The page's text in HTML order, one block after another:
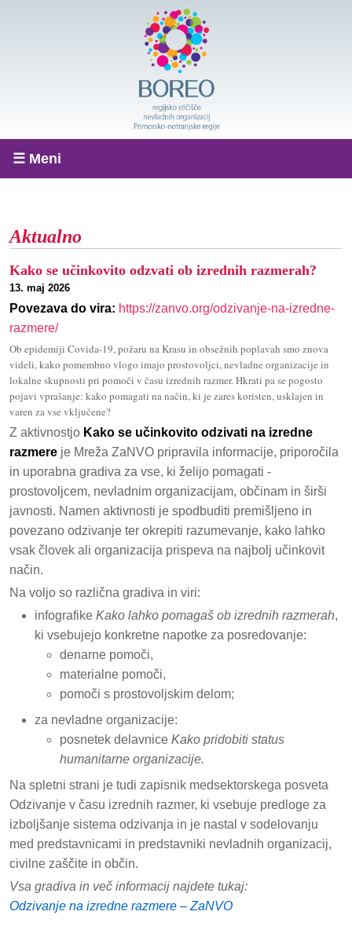
☰ Meni
Aktualno
Kako se učinkovito odzvati ob izrednih razmerah?
13. maj 2026
Povezava do vira: https://zanvo.org/odzivanje-na-izredne-
razmere/
Ob epidemiji Covida-19, požaru na Krasu in obsežnih poplavah smo znova
videli, kako pomembno vlogo imajo prostovoljci, nevladne organizacije in
lokalne skupnosti pri pomoči v času izrednih razmer. Hkrati pa se pogosto
pojavi vprašanje: kako pomagati na način, ki je zares koristen, usklajen in
varen za vse vključene?
Z aktivnostjo Kako se učinkovito odzivati na izredne
razmere je Mreža ZaNVO pripravila informacije, priporočila
in uporabna gradiva za vse, ki želijo pomagati -
prostovoljcem, nevladnim organizacijam, občinam in širši
javnosti. Namen aktivnosti je spodbuditi premišljeno in
povezano odzivanje ter okrepiti razumevanje, kako lahko
vsak človek ali organizacija prispeva na najbolj učinkovit
način.
Na voljo so različna gradiva in viri:
infografike Kako lahko pomagaš ob izrednih razmerah,
ki vsebujejo konkretne napotke za posredovanje:
denarne pomoči,
materialne pomoči,
pomoči s prostovoljskim delom;
za nevladne organizacije:
posnetek delavnice Kako pridobiti status
humanitarne organizacije.
Na spletni strani je tudi zapisnik medsektorskega posveta
Odzivanje v času izrednih razmer, ki vsebuje predloge za
izboljšanje sistema odzivanja in je nastal v sodelovanju
med predstavnicami in predstavniki nevladnih organizacij,
civilne zaščite in občin.
Vsa gradiva in več informacij najdete tukaj:
Odzivanje na izredne razmere – ZaNVO